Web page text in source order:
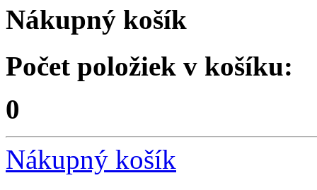
Nákupný košík
Počet položiek v košíku:
0
Nákupný košík